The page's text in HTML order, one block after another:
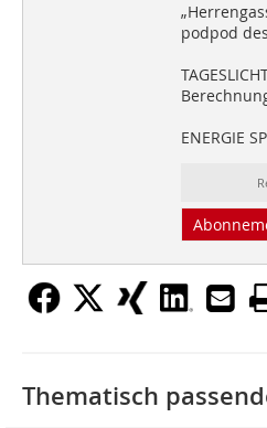
podpod
ENERGIE
Thematisch